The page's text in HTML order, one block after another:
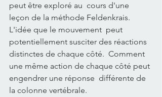
peut être exploré au  cours d'une
leçon de la méthode Feldenkrais.
L'idée que le mouvement  peut
potentiellement susciter des réactions
distinctes de chaque côté.  Comment
une même action de chaque côté peut
engendrer une réponse  différente de
la colonne vertébrale.